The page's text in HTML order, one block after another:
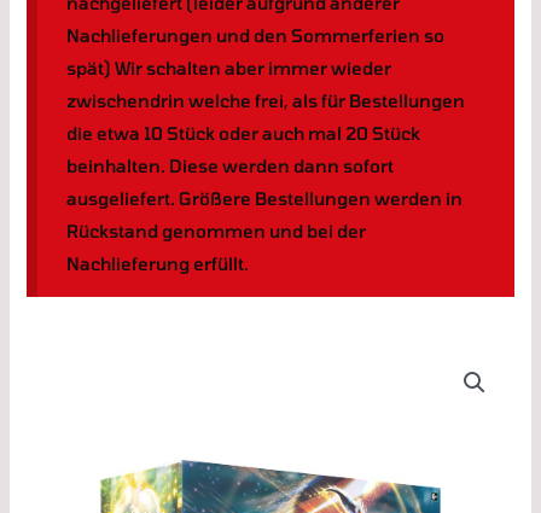
Nachlieferungen und den Sommerferien so
spät) Wir schalten aber immer wieder
zwischendrin welche frei, als für Bestellungen
die etwa 10 Stück oder auch mal 20 Stück
beinhalten. Diese werden dann sofort
ausgeliefert. Größere Bestellungen werden in
Rückstand genommen und bei der
Nachlieferung erfüllt.